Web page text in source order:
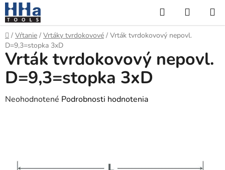
Prejsť
na
obsah
Hľadať
KOŠÍK
Domov
/ Vŕtanie / Vrtáky tvrdokovové / Vrták tvrdokovový nepovl.
D=9,3=stopka 3xD
Vrták tvrdokovový nepovl.
D=9,3=stopka 3xD
Priemerné
Neohodnotené Podrobnosti hodnotenia